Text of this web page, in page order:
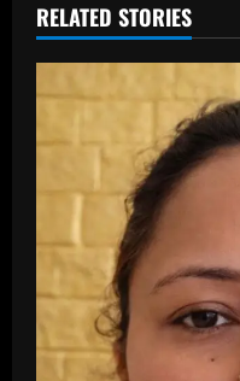
RELATED STORIES